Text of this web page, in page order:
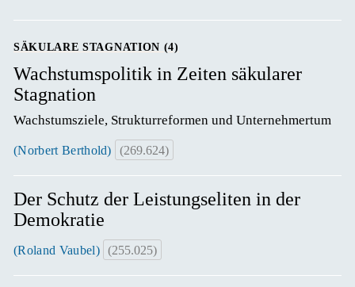
SÄKULARE STAGNATION (4)
Wachstumspolitik in Zeiten säkularer
Stagnation
Wachstumsziele, Strukturreformen und Unternehmertum
(Norbert Berthold) (269.624)
Der Schutz der Leistungseliten in der
Demokratie
(Roland Vaubel) (255.025)